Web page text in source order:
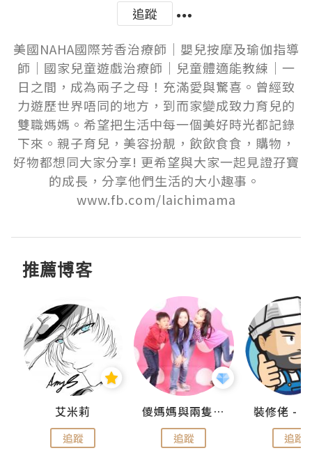
追蹤
美國NAHA國際芳香治療師｜嬰兒按摩及瑜伽指導
師｜國家兒童遊戲治療師｜兒童體適能教練｜一
日之間，成為兩子之母！充滿愛與驚喜。曾經致
力遊歷世界唔同的地方，到而家變成致力育兒的
雙職媽媽。希望把生活中每一個美好時光都記錄
下來。親子育兒，美容扮靚，飲飲食食，購物，
好物都想同大家分享! 更希望與大家一起見證孖寶
的成長，分享他們生活的大小趣事。
www.fb.com/laichimama
推薦博客
艾米莉
追蹤
儍媽媽與兩隻小魔怪之家
追蹤 追蹤